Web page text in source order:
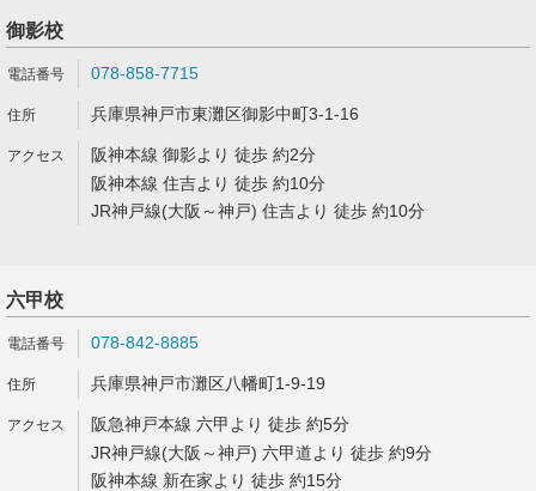
御影校
078-858-7715
兵庫県神戸市東灘区御影中町3-1-16
阪神本線 御影より 徒歩 約2分
阪神本線 住吉より 徒歩 約10分
JR神戸線(大阪～神戸) 住吉より 徒歩 約10分
六甲校
078-842-8885
兵庫県神戸市灘区八幡町1-9-19
阪急神戸本線 六甲より 徒歩 約5分
JR神戸線(大阪～神戸) 六甲道より 徒歩 約9分
阪神本線 新在家より 徒歩 約15分